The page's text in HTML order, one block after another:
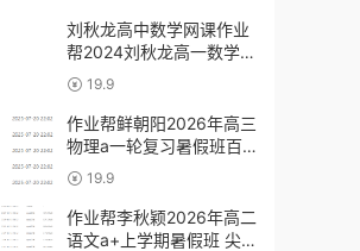
刘秋龙高中数学网课作业
帮2024刘秋龙高一数学
a+教程（暑假班+秋季
班）
19.9
作业帮鲜朝阳2026年高三
物理a一轮复习暑假班百
度网盘下载
19.9
作业帮李秋颖2026年高二
语文a+上学期暑假班 尖